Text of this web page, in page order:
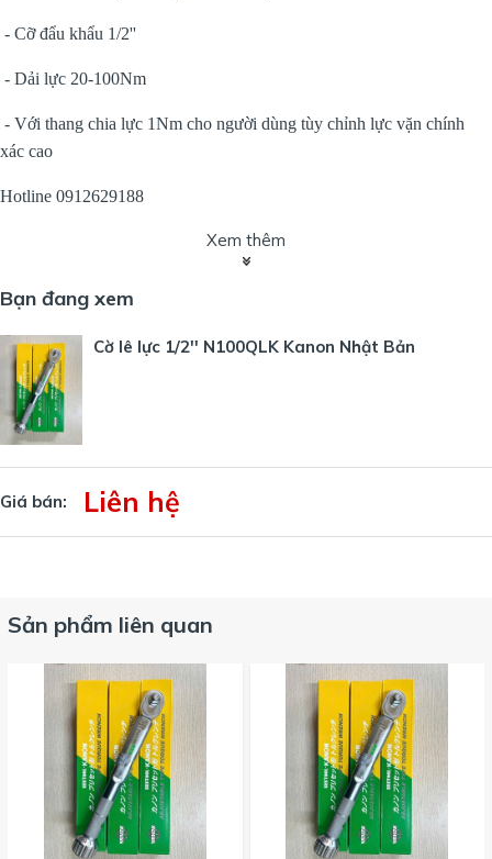
- Cỡ đẩu khẩu 1/2''
- Dải lực 20-100Nm
- Với thang chia lực 1Nm cho người dùng tùy chỉnh lực vặn chính
xác cao
Hotline 0912629188
Xem thêm
Bạn đang xem
Cờ lê lực 1/2'' N100QLK Kanon Nhật Bản
Giá bán: Liên hệ
Sản phẩm liên quan